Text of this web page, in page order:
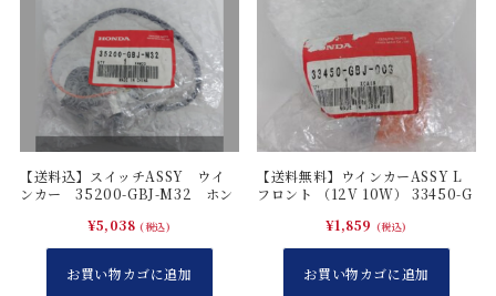
3
5
G
【送料込】スイッチASSY ウイ
ンカー 35200-GBJ-M32 ホン
¥5,038 (税込)
お買い物カゴに追加
【送料無料】ウインカーASSY L
フロント （12V 10W） 33450-G
¥1,859 (税込)
お買い物カゴに追加